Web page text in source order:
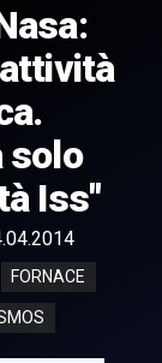
solo
Iss"
FORNACE